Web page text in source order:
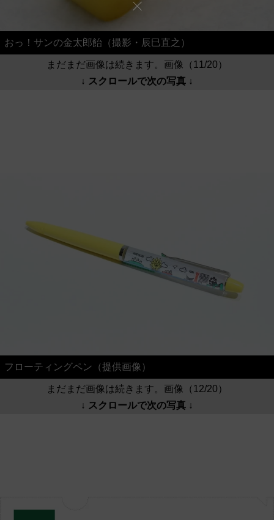
おっ！サンの金太郎飴（撮影・辰巳直之）
まだまだ画像は続きます。画像（11/20）
↓ スクロールで次の写真 ↓
フローティングペン（提供画像）
まだまだ画像は続きます。画像（12/20）
↓ スクロールで次の写真 ↓